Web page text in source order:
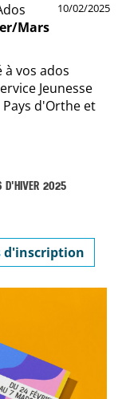
10/02/2025
Mars
vos ados
Jeunesse
d'Orthe et
D'HIVER 2025
d'inscription